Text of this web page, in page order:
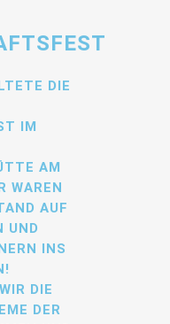
DIE
IM
AM
WAREN
AUF
UND
INS
DIE
DER